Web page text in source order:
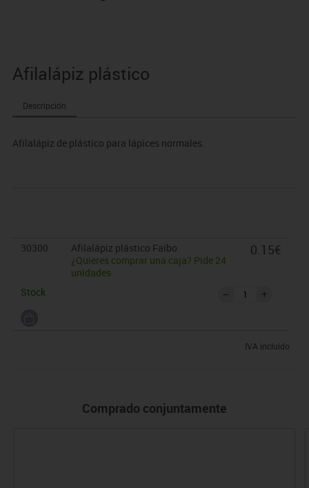
Afilalápiz plástico
Descripción
Afilalápiz de plástico para lápices normales.
30300
Afilalápiz plástico Faibo
¿Quieres comprar una caja? Pide 24
unidades
Stock
0.15€
IVA incluido
Comprado conjuntamente